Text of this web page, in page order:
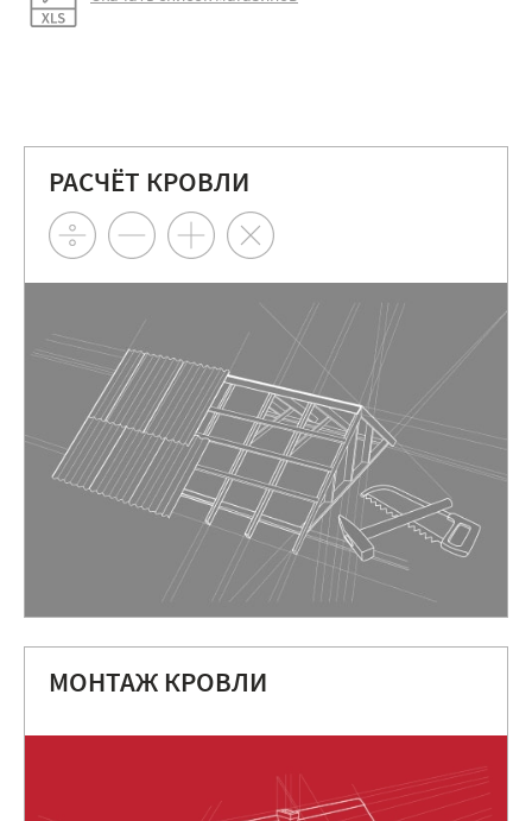
РАСЧЁТ КРОВЛИ
МОНТАЖ КРОВЛИ